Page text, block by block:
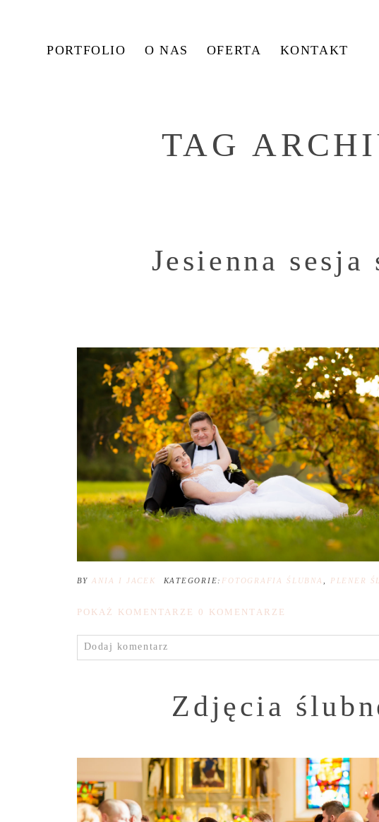
PORTFOLIO O NAS OFERTA KONTAKT
TAG
Jesienna
BY ANIA I JACEK KATEGORIE: FOTOGRAFIA ŚLUBNA PLENER
POKAŻ KOMENTARZE 0 KOMENTARZE
Dodaj komentarz
Zdjęcia